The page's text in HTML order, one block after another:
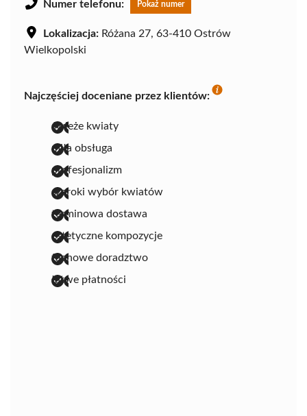
Numer telefonu: Pokaż numer
Lokalizacja: Różana 27, 63-410 Ostrów
Wielkopolski
Najczęściej doceniane przez klientów:
świeże kwiaty
miła obsługa
profesjonalizm
szeroki wybór kwiatów
terminowa dostawa
estetyczne kompozycje
fachowe doradztwo
łatwe płatności